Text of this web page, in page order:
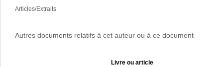
Articles/Extraits
Autres documents relatifs à cet auteur ou à ce document
Livre ou article